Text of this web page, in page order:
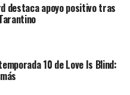
destaca apoyo positivo tras
10 de Love Is Blind: